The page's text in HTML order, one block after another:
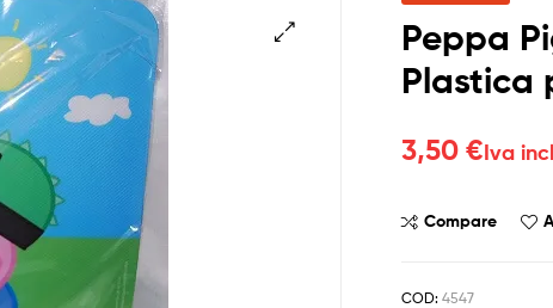
Peppa
Plastica
3,50€Iva
Compare
COD:4547